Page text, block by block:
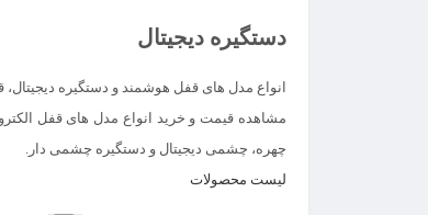
دستگیره دیجیتال
انواع مدل های قفل هوشمند و دستگیره دیجیتال،
مشاهده قیمت و خرید انواع مدل های قفل
چهره، چشمی دیجیتال و دستگیره چشمی دار.
لیست محصولات